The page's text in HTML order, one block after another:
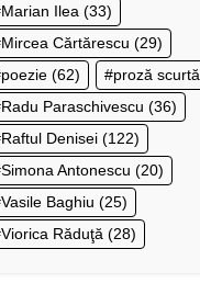
Marian Ilea (33)
Mircea Cărtărescu (29)
poezie (62) proză scurtă
Radu Paraschivescu (36)
Raftul Denisei (122)
Simona Antonescu (20)
Vasile Baghiu (25)
Viorica Răduţă (28)